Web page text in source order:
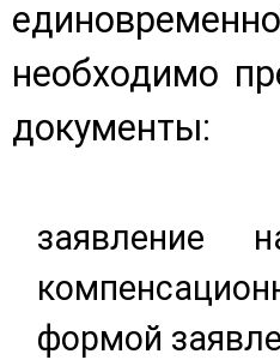
необходимо
документы:
заявление
формой